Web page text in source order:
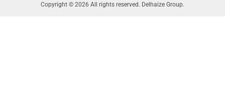
Copyright © 2026 All rights reserved. Delhaize Group.